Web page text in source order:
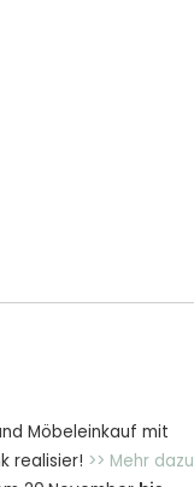
Möbeleinkauf mit
realisier! >> Mehr dazu